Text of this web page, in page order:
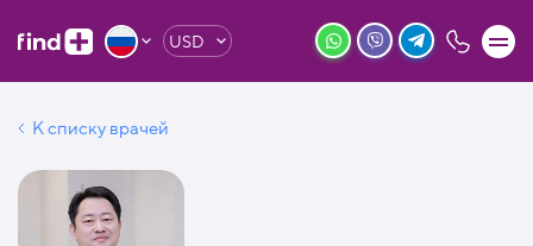
USD
К списку врачей